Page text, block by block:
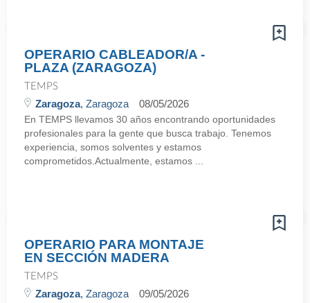
OPERARIO CABLEADOR/A -
PLAZA (ZARAGOZA)
TEMPS
Zaragoza, Zaragoza 08/05/2026
En TEMPS llevamos 30 años encontrando oportunidades
profesionales para la gente que busca trabajo. Tenemos
experiencia, somos solventes y estamos
comprometidos.Actualmente, estamos ...
OPERARIO PARA MONTAJE
EN SECCIÓN MADERA
TEMPS
Zaragoza, Zaragoza 09/05/2026